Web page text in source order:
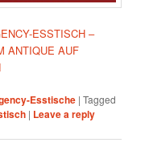
ESSTISCH –
ANTIQUE AUF
Esstische |Tagged
| Leave a reply